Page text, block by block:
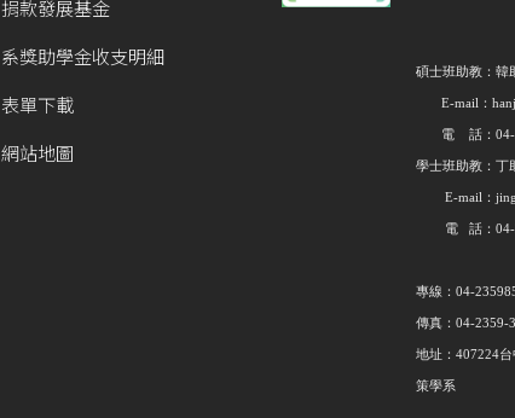
捐款發展基金
系獎助學金收支明細
表單下載
網站地圖
碩士班助教：韓
E-mail：
電 話：04-
學士班助教：丁
E-mail：
電 話：04-
專線：04-
傳真：04-2359-
地址：407224
策學系